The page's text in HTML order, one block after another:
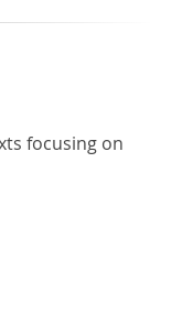
focusing on